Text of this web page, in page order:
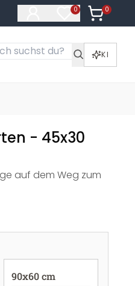
0
Artikel im
0
Artikel
KI
- 45x30
auf dem Weg zum
90x60 cm